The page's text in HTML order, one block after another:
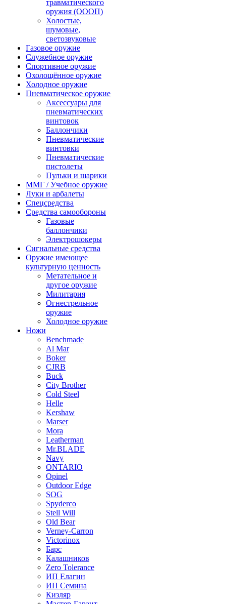
травматического
оружия (ОООП)
Холостые,
шумовые,
светозвуковые
Газовое оружие
Служебное оружие
Спортивное оружие
Охолощённое оружие
Холодное оружие
Пневматическое оружие
Аксессуары для
пневматических
винтовок
Баллончики
Пневматические
винтовки
Пневматические
пистолеты
Пульки и шарики
ММГ / Учебное оружие
Луки и арбалеты
Спецсредства
Средства самообороны
Газовые
баллончики
Электрошокеры
Сигнальные средства
Оружие имеющее
культурную ценность
Метательное и
другое оружие
Милитария
Огнестрельное
оружие
Холодное оружие
Ножи
Benchmade
Al Mar
Boker
CJRB
Buck
City Brother
Cold Steel
Helle
Kershaw
Marser
Mora
Leatherman
Mr.BLADE
Navy
ONTARIO
Opinel
Outdoor Edge
SOG
Spyderco
Stell Will
Old Bear
Verney-Carron
Victorinox
Барс
Калашников
Zero Tolerance
ИП Елагин
ИП Семина
Кизляр